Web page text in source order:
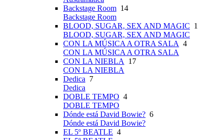
Backstage Room 14
Backstage Room
BLOOD, SUGAR, SEX AND MAGIC 1
BLOOD, SUGAR, SEX AND MAGIC
CON LA MÚSICA A OTRA SALA 4
CON LA MÚSICA A OTRA SALA
CON LA NIEBLA
17
CON LA NIEBLA
Dedica 7
Dedica
DOBLE TEMPO 4
DOBLE TEMPO
Dónde está David Bowie? 6
Dónde está David Bowie?
EL 5º BEATLE 4